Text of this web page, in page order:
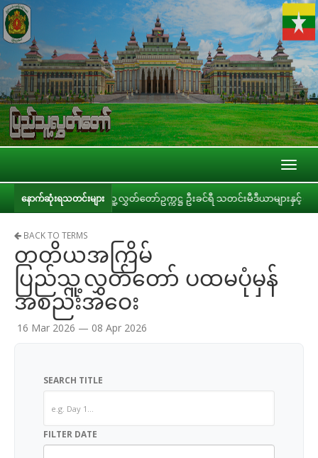
နောက်ဆုံးရသတင်းများ
ပြည်သူ့လွှတ်တော်ဥက္ကဋ္ဌ ဦးခင်ရီ သတင်းမီဒီယာများနှင့် တွေ့ဆုံ
BACK TO TERMS
တတိယအကြိမ်
ပြည်သူ့လွှတ်တော် ပထမပုံမှန်
အစည်းအဝေး
16 Mar 2026 — 08 Apr 2026
SEARCH TITLE
FILTER DATE